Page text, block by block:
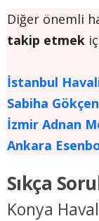
Diğer önemli
takip etmek
İstanbul
Sabiha
İzmir Adnan
Ankara
Sıkça
Konya